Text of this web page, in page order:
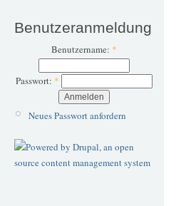
Benutzeranmeldung
Benutzername: *
Passwort: *
Neues Passwort anfordern